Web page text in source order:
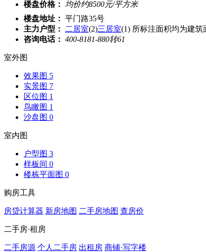
楼盘价格： 均价约8500元/平方米
楼盘地址： 平门路35号
主力户型：
二居室(2)三居室(1) 所标注面积均为建筑
咨询电话： 400-8181-880转61
室外图
效果图 5
实景图 7
区位图 1
鸟瞰图 1
沙盘图 0
室内图
户型图 3
样板间 0
楼栋平面图 0
购房工具
房贷计算器 新房地图 二手房地图 查房价
二手房·租房
二手房源 个人二手房 出租房 商铺·写字楼